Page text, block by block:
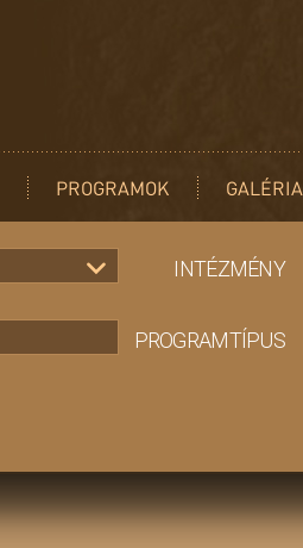
PROGRAMOK GALÉRIA
INTÉZMÉNY
PROGRAMTÍPUS